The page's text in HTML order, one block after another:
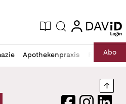
Zeitung
Aktuelle Ausgabe
Suche login
login
Apothekenpraxis RechtAbo
Logo
FacebookInstagram